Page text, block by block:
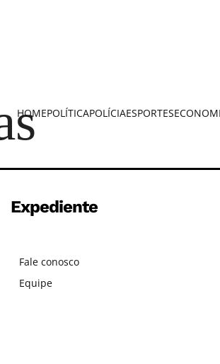
HOMEPOLÍTICAPOLÍCIAESPORTES
Expediente
Fale conosco
Equipe